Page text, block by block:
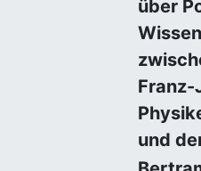
über
Franz-
und